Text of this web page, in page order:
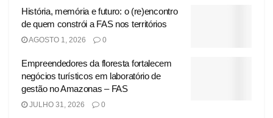
História, memória e futuro: o (re)encontro
de quem constrói a FAS nos territórios
AGOSTO 1, 2026 0
Empreendedores da floresta fortalecem
negócios turísticos em laboratório de
gestão no Amazonas – FAS
JULHO 31, 2026 0